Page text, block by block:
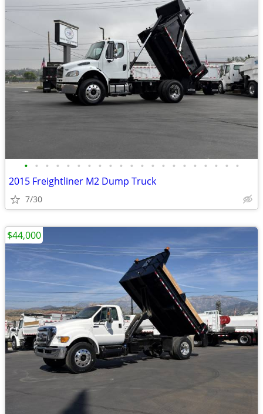
• • • • • • • • • • • • • • • • • • • • •
2015 Freightliner M2 Dump Truck
7/30
$44,000